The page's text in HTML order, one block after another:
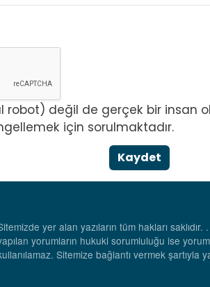
robot) değil de gerçek bir insan
için sorulmaktadır.
Kaydet
yer alan yazıların tüm hakları
yorumların hukuki sorumluluğu ise
Sitemize bağlantı vermek şartıyla